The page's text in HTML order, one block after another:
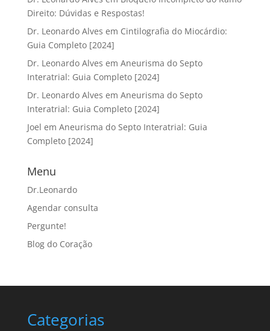
Direito: Dúvidas e Respostas!
Dr. Leonardo Alves em Cintilografia do Miocárdio:
Guia Completo [2024]
Dr. Leonardo Alves em Aneurisma do Septo
Interatrial: Guia Completo [2024]
Dr. Leonardo Alves em Aneurisma do Septo
Interatrial: Guia Completo [2024]
Joel em Aneurisma do Septo Interatrial: Guia
Completo [2024]
Menu
Dr.Leonardo
Agendar consulta
Pergunte!
Blog do Coração
Categorias